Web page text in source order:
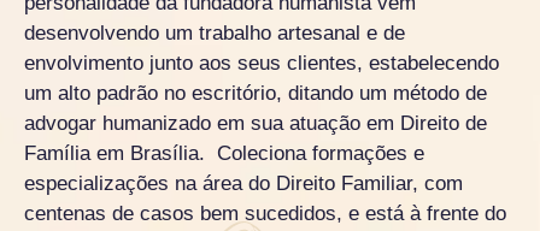
desenvolvendo um trabalho artesanal e de
envolvimento junto aos seus clientes, estabelecendo
um alto padrão no escritório, ditando um método de
advogar humanizado em sua atuação em Direito de
Família em Brasília. Coleciona formações e
especializações na área do Direito Familiar, com
centenas de casos bem sucedidos, e está à frente do